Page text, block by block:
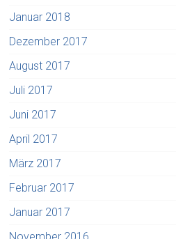
Januar 2018
Dezember 2017
August 2017
Juli 2017
Juni 2017
April 2017
März 2017
Februar 2017
Januar 2017